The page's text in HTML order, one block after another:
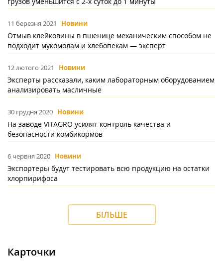
11 березня 2021 Новини
Отмыв клейковины в пшенице механическим способом не
подходит мукомолам и хлебопекам — эксперт
12 лютого 2021 Новини
Эксперты рассказали, каким лабораторным оборудованием
анализировать масличные
30 грудня 2020 Новини
На заводе VITAGRO усилят контроль качества и
безопасности комбикормов
6 червня 2020 Новини
Экспортеры будут тестировать всю продукцию на остатки
хлорпирифоса
БІЛЬШЕ
Карточки